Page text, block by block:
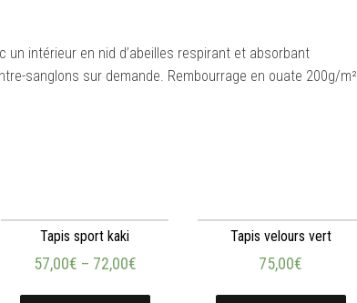
un intérieur en nid d’abeilles respirant et absorbant
sanglons sur demande. Rembourrage en ouate 200g/m².
Tapis sport kaki
57,00€ – 72,00€
Tapis velours vert
75,00€